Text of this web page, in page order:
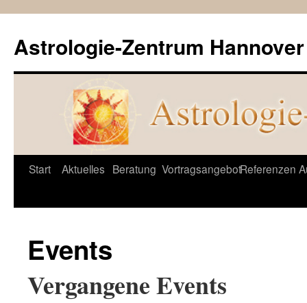
Astrologie-Zentrum Hannover
Springe
Start Aktuelles Beratung VortragsangebotReferenzen
Events
Vergangene Events